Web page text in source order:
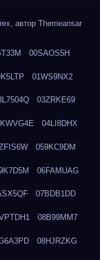
автор Themeansar
00SAOS5H
01WS9NX2
03ZRKE69
04LI8DHX
059KC9DM
06FAMUAG
07BDB1DD
08B99MM7
08HJRZKG